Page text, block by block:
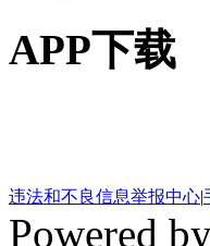
APP下载
违法和不良信息举报中心|
Powered